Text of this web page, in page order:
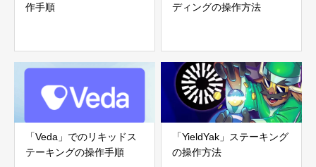
作手順
ディングの操作方法
「Veda」でのリキッドス
テーキングの操作手順
「YieldYak」ステーキング
の操作方法